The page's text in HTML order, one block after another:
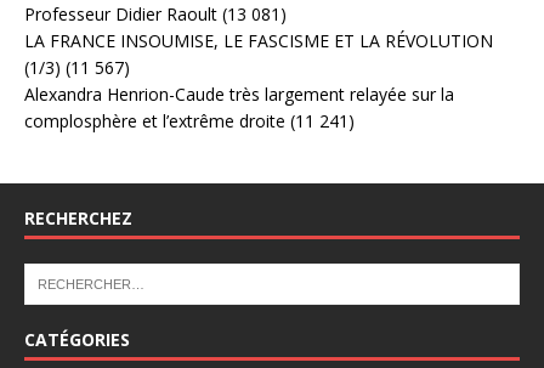
Professeur Didier Raoult (13 081)
LA FRANCE INSOUMISE, LE FASCISME ET LA RÉVOLUTION
(1/3) (11 567)
Alexandra Henrion-Caude très largement relayée sur la
complosphère et l’extrême droite (11 241)
RECHERCHEZ
CATÉGORIES